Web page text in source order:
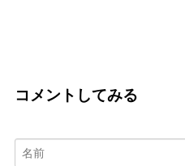
コメントしてみる